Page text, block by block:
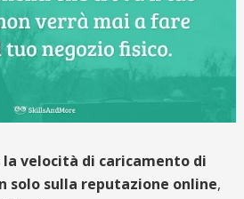
la velocità di caricamento di
solo sulla reputazione online,